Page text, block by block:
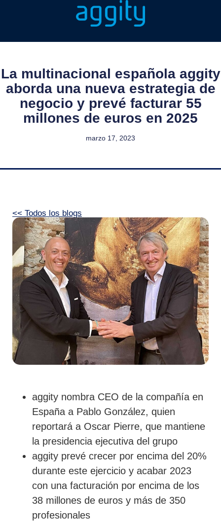
La multinacional española aggity
aborda una nueva estrategia de
negocio y prevé facturar 55
millones de euros en 2025
marzo 17, 2023
<< Todos los blogs
aggity nombra CEO de la compañía en
España a Pablo González, quien
reportará a Oscar Pierre, que mantiene
la presidencia ejecutiva del grupo
aggity prevé crecer por encima del 20%
durante este ejercicio y acabar 2023
con una facturación por encima de los
38 millones de euros y más de 350
profesionales